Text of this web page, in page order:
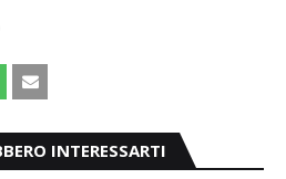
INTERESSARTI